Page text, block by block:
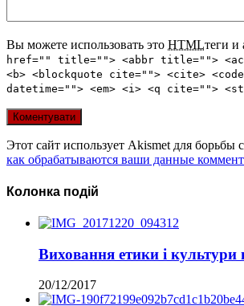
Вы можете использовать это HTMLтеги и
href="" title=""> <abbr title="">
<b> <blockquote cite=""> <cite>
datetime=""> <em> <i> <q cite="">
Этот сайт использует Akismet для борьбы
как обрабатываются ваши данные
Колонка подій
Виховання етики і культури
20/12/2017